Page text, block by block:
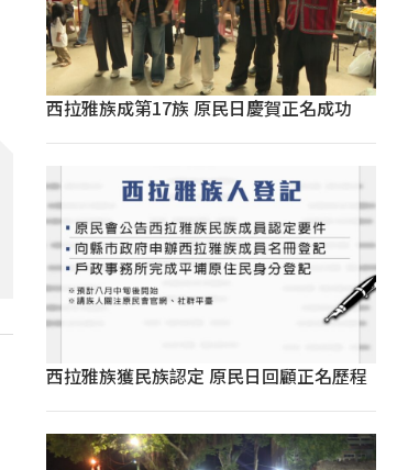
西拉雅族成第17族 原民日慶賀正名成功
西拉雅族獲民族認定 原民日回顧正名歷程